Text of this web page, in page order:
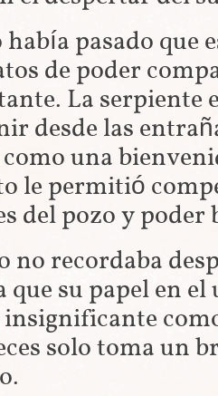
pasado que
de poder
La serpiente
desde las
una
le permitió
del pozo y poder
no recordaba
que su papel en
solo toma un